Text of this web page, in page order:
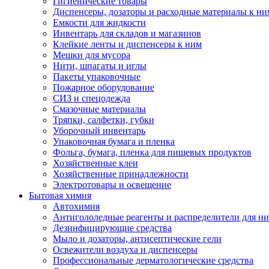
Диспенсеры, дозаторы и расходные материалы к
Емкости для жидкости
Инвентарь для складов и магазинов
Клейкие ленты и диспенсеры к ним
Мешки для мусора
Нити, шпагаты и иглы
Пакеты упаковочные
Пожарное оборудование
СИЗ и спецодежда
Смазочные материалы
Тряпки, салфетки, губки
Уборочный инвентарь
Упаковочная бумага и пленка
Фольга, бумага, пленка для пищевых продуктов
Хозяйственные клеи
Хозяйственные принадлежности
Электротовары и освещение
Бытовая химия
Автохимия
Антигололедные реагенты и распределители для
Дезинфицирующие средства
Мыло и дозаторы, антисептические гели
Освежители воздуха и диспенсеры
Профессиональные дерматологические средства